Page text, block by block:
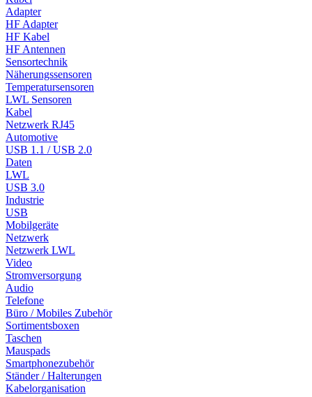
Adapter
HF Adapter
HF Kabel
HF Antennen
Sensortechnik
Näherungssensoren
Temperatursensoren
LWL Sensoren
Kabel
Netzwerk RJ45
Automotive
USB 1.1 / USB 2.0
Daten
LWL
USB 3.0
Industrie
USB
Mobilgeräte
Netzwerk
Netzwerk LWL
Video
Stromversorgung
Audio
Telefone
Büro / Mobiles Zubehör
Sortimentsboxen
Taschen
Mauspads
Smartphonezubehör
Ständer / Halterungen
Kabelorganisation